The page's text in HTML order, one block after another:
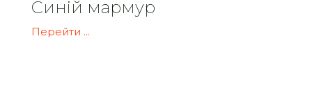
Синій мармур
Перейти ...